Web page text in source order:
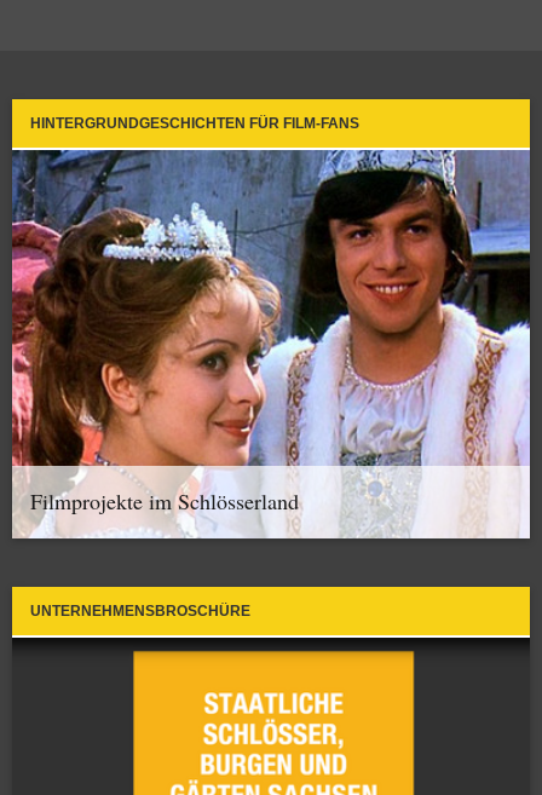
HINTERGRUNDGESCHICHTEN FÜR FILM-FANS
Filmprojekte im Schlösserland
UNTERNEHMENSBROSCHÜRE